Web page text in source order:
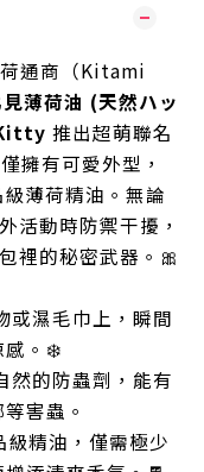
通商（Kitami
薄荷油 (天然ハッ
推出超萌聯名
擁有可愛外型，
薄荷精油。無論
活動時防禦干擾，
裡的秘密武器。🎀
或濕毛巾上，瞬間
感。❄️
然的防蟲劑，能有
害蟲。
級精油，僅需極少